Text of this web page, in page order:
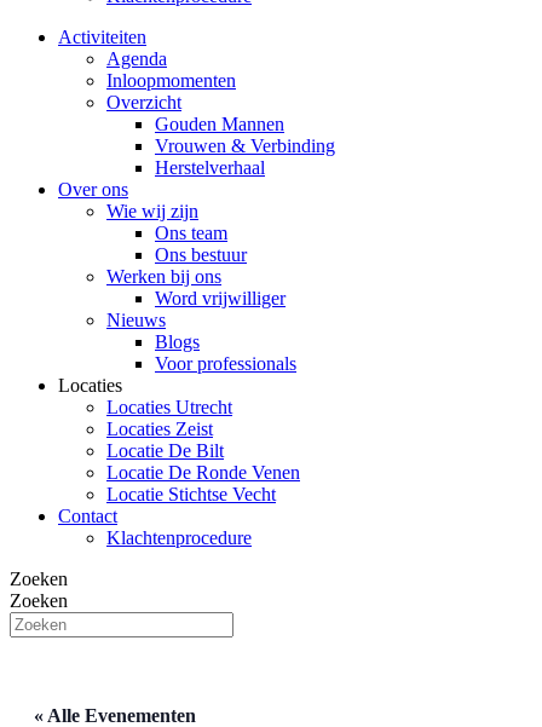
Activiteiten
Agenda
Inloopmomenten
Overzicht
Gouden Mannen
Vrouwen & Verbinding
Herstelverhaal
Over ons
Wie wij zijn
Ons team
Ons bestuur
Werken bij ons
Word vrijwilliger
Nieuws
Blogs
Voor professionals
Locaties
Locaties Utrecht
Locaties Zeist
Locatie De Bilt
Locatie De Ronde Venen
Locatie Stichtse Vecht
Contact
Klachtenprocedure
Zoeken
Zoeken
« Alle Evenementen